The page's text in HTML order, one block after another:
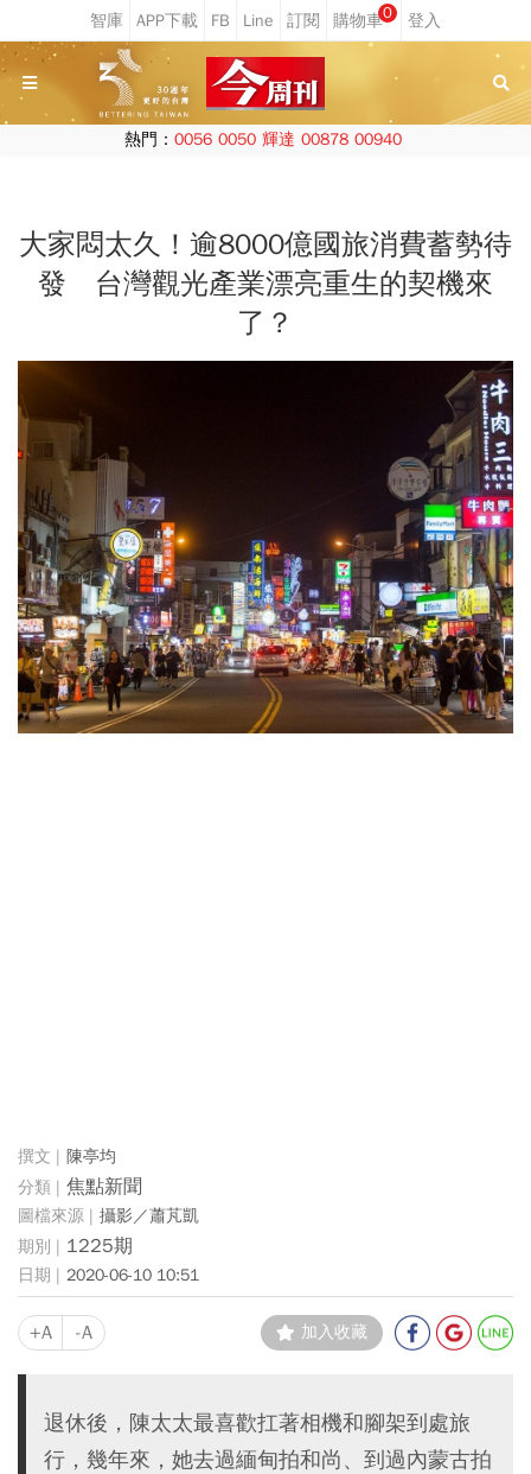
0
熱門： 0056 0050 輝達 00878 00940
大家悶太久！逾8000億國旅消費蓄勢待
發 台灣觀光產業漂亮重生的契機來
了？
陳亭均
焦點新聞
攝影／蕭芃凱
1225期
2020-06-10 10:51
+A -A 加入收藏
退休後，陳太太最喜歡扛著相機和腳架到處旅
行，幾年來，她去過緬甸拍和尚、到過內蒙古拍